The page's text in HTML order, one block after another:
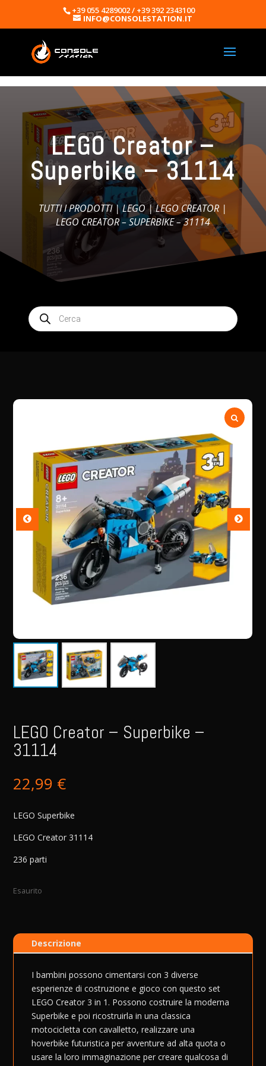
+39 055 4289002 / +39 392 2343100
INFO@CONSOLESTATION.IT
LEGO Creator –
Superbike – 31114
TUTTI I PRODOTTI|LEGO|LEGO CREATOR |
LEGO CREATOR – SUPERBIKE – 31114
Products
search
LEGO Creator – Superbike –
31114
22,99 €
LEGO Superbike
LEGO Creator 31114
236 parti
Esaurito
Descrizione
I bambini possono cimentarsi con 3 diverse
esperienze di costruzione e gioco con questo set
LEGO Creator 3 in 1. Possono costruire la moderna
Superbike e poi ricostruirla in una classica
motocicletta con cavalletto, realizzare una
hoverbike futuristica per avventure ad alta quota o
usare la loro immaginazione per creare qualcosa di